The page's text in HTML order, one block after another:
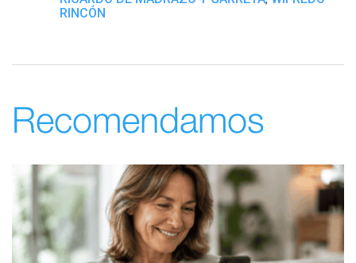
RINCÓN
Recomendamos